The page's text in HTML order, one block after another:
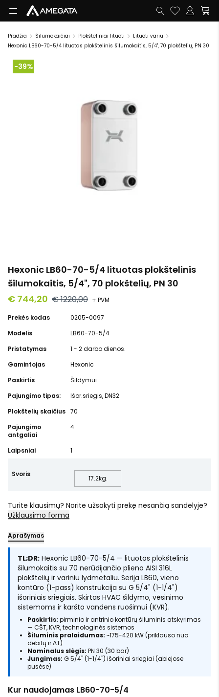
Pradžia Šilumokaičiai Plokšteliniai lituoti
Lituoti variu
Hexonic LB60-70-5/4 lituotas plokštelinis šilumokaitis, 5/4", 70 plokštelių, PN 30
-39%
Hexonic LB60-70-5/4 lituotas plokštelinis
šilumokaitis, 5/4", 70 plokštelių, PN 30
€ 744,20 € 1220,00 + PVM
Prekės kodas
0205-0097
Modelis
LB60-70-5/4
Pristatymas
1 - 2 darbo dienos.
Gamintojas
Hexonic
Paskirtis
Šildymui
Pajungimo tipas:
Išor.sriegis, DN32
Plokštelių skaičius 70
Pajungimo
antgaliai
4
Laipsniai 1
Svoris
17.2kg.
Turite klausimų? Norite užsakyti prekę nesančią sandėlyje?
Užklausimo forma
Aprašymas
TL;DR: Hexonic LB60-70-5/4 — lituotas plokštelinis
šilumokaitis su 70 nerūdijančio plieno AISI 316L
plokštelių ir variniu lydmetaliu. Serija LB60, vieno
kontūro (1-pass) konstrukcija su G 5/4" (1-1/4")
išoriniais sriegiais. Skirtas HVAC šildymo, vėsinimo
sistemoms ir karšto vandens ruošimui (KVR).
Paskirtis: pirminio ir antrinio kontūrų šiluminis atskyrimas
— CŠT, KVR, technologinės sistemos
Šiluminis pralaidumas: ~175-420 kW (priklauso nuo
debitų ir ΔT)
Nominalus slėgis: PN 30 (30 bar)
Jungimas: G 5/4" (1-1/4") išoriniai sriegiai (abiejose
pusėse)
Kur naudojamas LB60-70-5/4